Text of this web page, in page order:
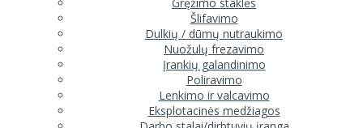
Šlifavimo
Dulkių / dūmų nutraukimo
Nuožulų frezavimo
Įrankių galandinimo
Poliravimo
Lenkimo ir valcavimo
Eksplotacinės medžiagos